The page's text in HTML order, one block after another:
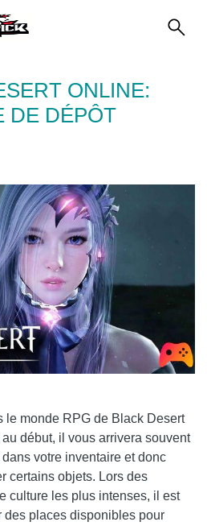
ONLINE:
DE DÉPÔT
le monde RPG de Black Desert
début, il vous arrivera souvent
votre inventaire et donc
certains objets. Lors des
culture les plus intenses, il est
des places disponibles pour